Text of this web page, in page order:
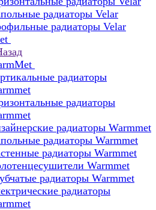
радиаторы Velar
радиаторы Velar
радиаторы
радиаторы
радиаторы Warmmet
радиаторы Warmmet
радиаторы Warmmet
Warmmet
радиаторы Warmmet
радиаторы